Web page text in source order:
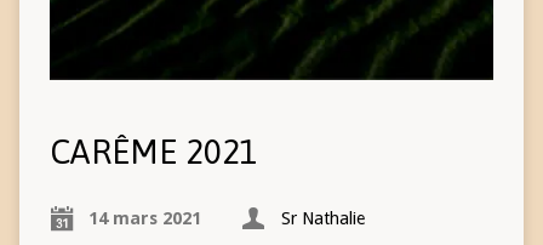
CARÊME 2021
14 mars 2021 Sr Nathalie